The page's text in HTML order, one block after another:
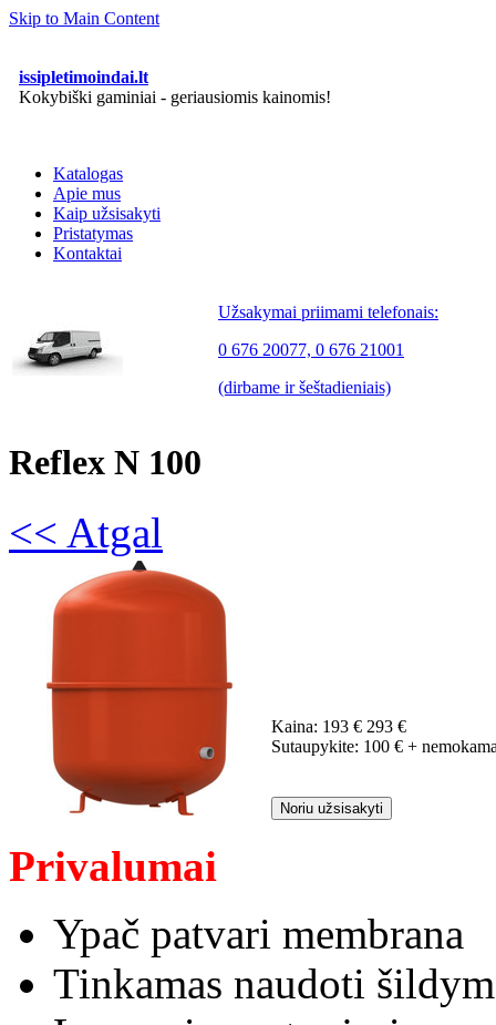
Skip to Main Content
issipletimoindai.lt
Kokybiški gaminiai - geriausiomis kainomis!
Katalogas
Apie mus
Kaip užsisakyti
Pristatymas
Kontaktai
Užsakymai priimami telefonais:
0 676 20077, 0 676 21001
(dirbame ir šeštadieniais)
Reflex N 100
<< Atgal
Kaina: 193 € 293 €
Sutaupykite: 100 € +
Noriu užsisakyti
Privalumai
Ypač patvari membrana
Tinkamas naudoti